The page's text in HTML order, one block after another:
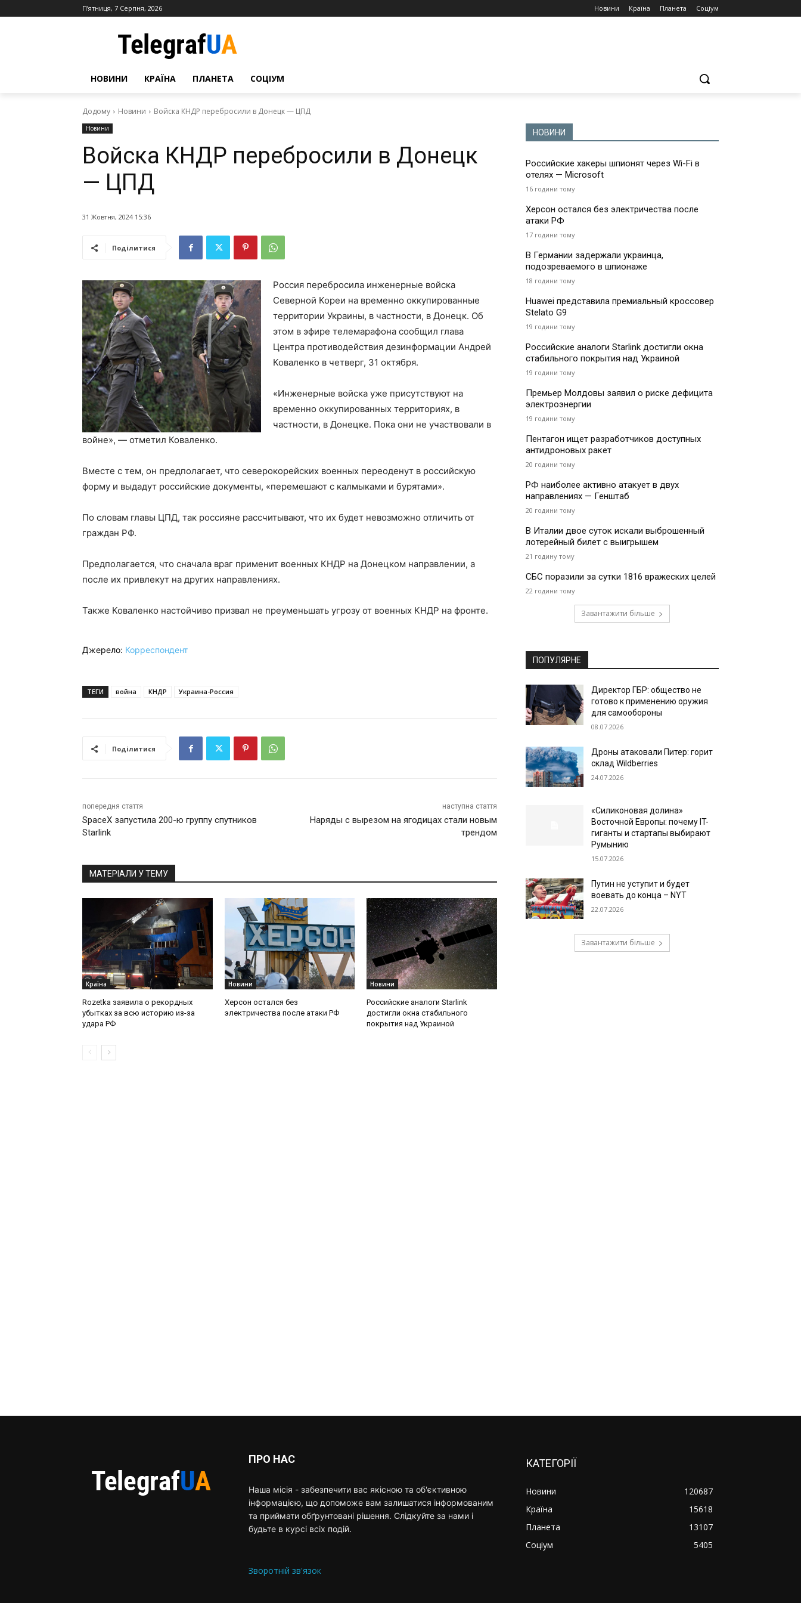
П’ятниця, 7 Серпня, 2026 Новини Країна Планета Соціум
НОВИНИ КРАЇНА ПЛАНЕТА СОЦІУМ
Додому Новини Войска КНДР перебросили в Донецк — ЦПД
Новини
Войска КНДР перебросили в Донецк
— ЦПД
31 Жовтня, 2024 15:36
Поділитися
Россия перебросила инженерные войска
Северной Кореи на временно оккупированные
территории Украины, в частности, в Донецк. Об
этом в эфире телемарафона сообщил глава
Центра противодействия дезинформации Андрей
Коваленко в четверг, 31 октября.
«Инженерные войска уже присутствуют на
временно оккупированных территориях, в
частности, в Донецке. Пока они не участвовали в
войне», — отметил Коваленко.
Вместе с тем, он предполагает, что северокорейских военных переоденут в российскую
форму и выдадут российские документы, «перемешают с калмыками и бурятами».
По словам главы ЦПД, так россияне рассчитывают, что их будет невозможно отличить от
граждан РФ.
Предполагается, что сначала враг применит военных КНДР на Донецком направлении, а
после их привлекут на других направлениях.
Также Коваленко настойчиво призвал не преуменьшать угрозу от военных КНДР на фронте.
Джерело: Корреспондент
ТЕГИ война КНДР Украина-Россия
Поділитися
попередня стаття
SpaceX запустила 200-ю группу спутников
Starlink
наступна стаття
Наряды с вырезом на ягодицах стали новым
трендом
МАТЕРІАЛИ У ТЕМУ
Країна
Rozetka заявила о рекордных
убытках за всю историю из-за
удара РФ
Новини
Херсон остался без
электричества после атаки РФ
Новини
Российские аналоги Starlink
достигли окна стабильного
покрытия над Украиной
НОВИНИ
Российские хакеры шпионят через Wi-Fi в
отелях — Microsoft
16 години тому
Херсон остался без электричества после
атаки РФ
17 години тому
В Германии задержали украинца,
подозреваемого в шпионаже
18 години тому
Huawei представила премиальный кроссовер
Stelato G9
19 години тому
Российские аналоги Starlink достигли окна
стабильного покрытия над Украиной
19 години тому
Премьер Молдовы заявил о риске дефицита
электроэнергии
19 години тому
Пентагон ищет разработчиков доступных
антидроновых ракет
20 години тому
РФ наиболее активно атакует в двух
направлениях — Генштаб
20 години тому
В Италии двое суток искали выброшенный
лотерейный билет с выигрышем
21 годину тому
СБС поразили за сутки 1816 вражеских целей
22 години тому
Завантажити більше
ПОПУЛЯРНЕ
Директор ГБР: общество не
готово к применению оружия
для самообороны
08.07.2026
Дроны атаковали Питер: горит
склад Wildberries
24.07.2026
«Силиконовая долина»
Восточной Европы: почему IT-
гиганты и стартапы выбирают
Румынию
15.07.2026
Путин не уступит и будет
воевать до конца – NYT
22.07.2026
Завантажити більше
ПРО НАС
Наша місія - забезпечити вас якісною та об'єктивною
інформацією, що допоможе вам залишатися інформованим
та приймати обґрунтовані рішення. Слідкуйте за нами і
будьте в курсі всіх подій.
Зворотній зв'язок
КАТЕГОРІЇ
Новини
120687
Країна
15618
Планета
13107
Соціум
5405